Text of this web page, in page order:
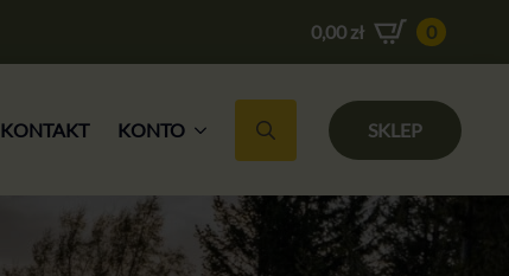
0,00 zł 0
KONTAKT
KONTO
Search for:
SKLEP